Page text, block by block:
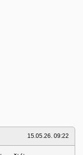
15.05.26. 09:22